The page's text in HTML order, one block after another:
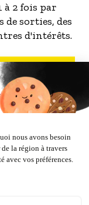
à 2 fois par
de sorties, des
d'intérêts.